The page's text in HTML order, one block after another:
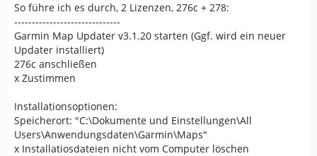
So führe ich es durch, 2 Lizenzen, 276c + 278:
------------------------------
Garmin Map Updater v3.1.20 starten (Ggf. wird ein neuer
Updater installiert)
276c anschließen
x Zustimmen
Installationsoptionen:
Speicherort: "C:\Dokumente und Einstellungen\All
Users\Anwendungsdaten\Garmin\Maps"
x Installatiosdateien nicht vom Computer löschen